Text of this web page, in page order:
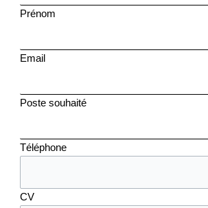
Prénom
Email
Poste souhaité
Téléphone
CV